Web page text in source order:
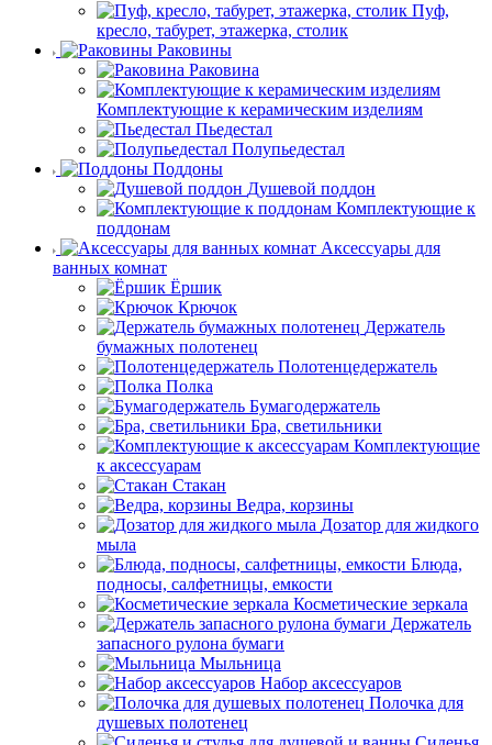
Пуф,
кресло, табурет, этажерка, столик
Раковины
Раковина
Комплектующие к керамическим изделиям
Пьедестал
Полупьедестал
Поддоны
Душевой поддон
Комплектующие к
поддонам
Аксессуары для
ванных комнат
Ёршик
Крючок
Держатель
бумажных полотенец
Полотенцедержатель
Полка
Бумагодержатель
Бра, светильники
Комплектующие
к аксессуарам
Стакан
Ведра, корзины
Дозатор для жидкого
мыла
Блюда,
подносы, салфетницы, емкости
Косметические зеркала
Держатель
запасного рулона бумаги
Мыльница
Набор аксессуаров
Полочка для
душевых полотенец